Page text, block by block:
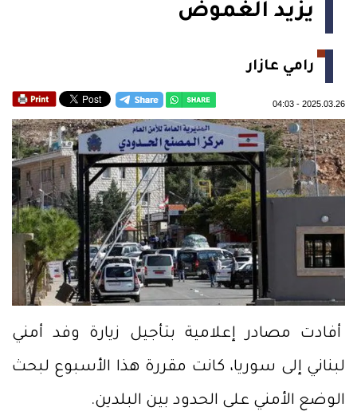
يزيد الغموض
رامي عازار
2025.03.26
-
04:03
أفادت مصادر إعلامية بتأجيل زيارة وفد أمني
لبناني إلى سوريا، كانت مقررة هذا الأسبوع لبحث
الوضع الأمني على الحدود بين البلدين.